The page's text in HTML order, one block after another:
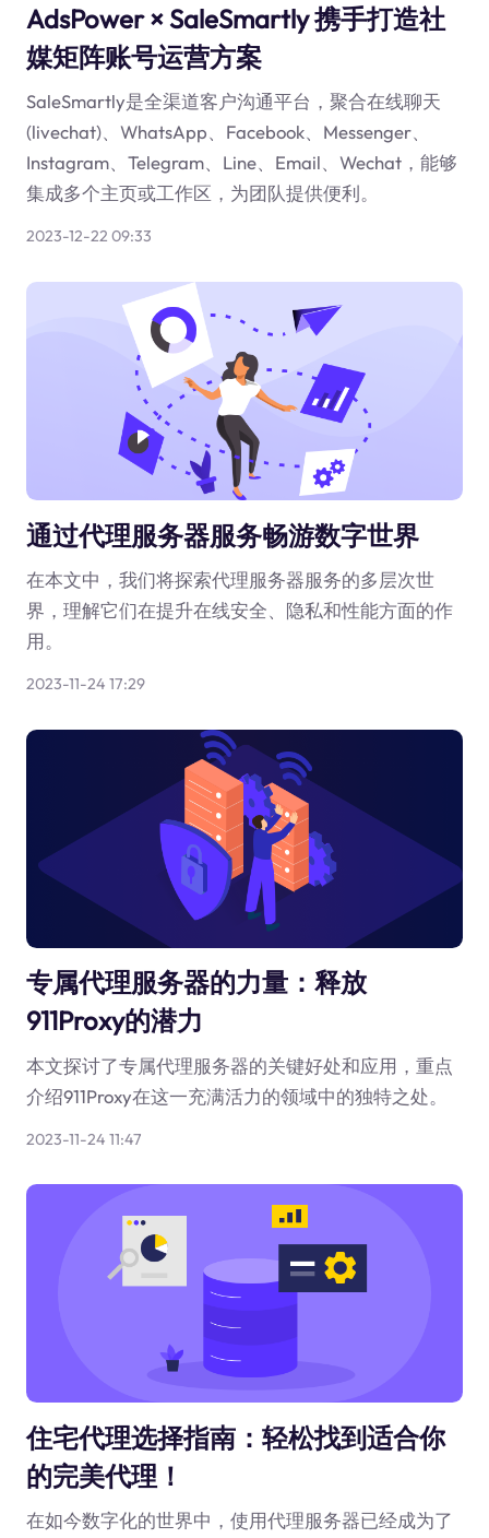
AdsPower × SaleSmartly 携手打造社
媒矩阵账号运营方案
SaleSmartly是全渠道客户沟通平台，聚合在线聊天
(livechat)、WhatsApp、Facebook、Messenger、
Instagram、Telegram、Line、Email、Wechat，能够
集成多个主页或工作区，为团队提供便利。
2023-12-22 09:33
通过代理服务器服务畅游数字世界
在本文中，我们将探索代理服务器服务的多层次世
界，理解它们在提升在线安全、隐私和性能方面的作
用。
2023-11-24 17:29
专属代理服务器的力量：释放
911Proxy的潜力
本文探讨了专属代理服务器的关键好处和应用，重点
介绍911Proxy在这一充满活力的领域中的独特之处。
2023-11-24 11:47
住宅代理选择指南：轻松找到适合你
的完美代理！
在如今数字化的世界中，使用代理服务器已经成为了